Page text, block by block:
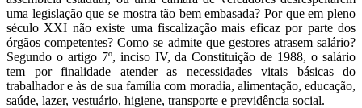
uma legislação que se mostra tão bem embasada? Por que em pleno
século XXI não existe uma fiscalização mais eficaz por parte dos
órgãos competentes? Como se admite que gestores atrasem salário?
Segundo o artigo 7º, inciso IV, da Constituição de 1988, o salário
tem por finalidade atender as necessidades vitais básicas do
trabalhador e às de sua família com moradia, alimentação, educação,
saúde, lazer, vestuário, higiene, transporte e previdência social.